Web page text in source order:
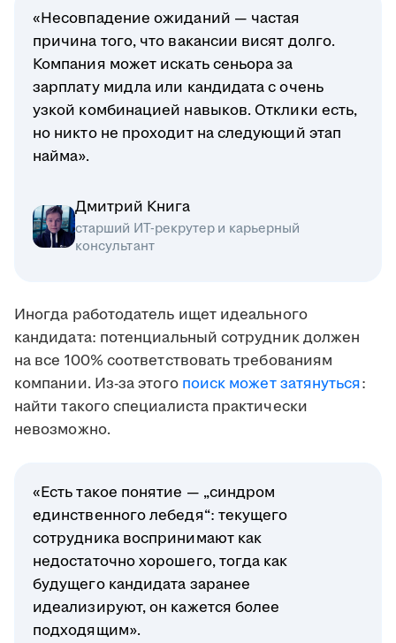
«Несовпадение ожиданий — частая
причина того, что вакансии висят долго.
Компания может искать сеньора за
зарплату мидла или кандидата с очень
узкой комбинацией навыков. Отклики есть,
но никто не проходит на следующий этап
найма».
Дмитрий Книга
старший ИТ-рекрутер и карьерный
консультант
Иногда работодатель ищет идеального
кандидата: потенциальный сотрудник должен
на все 100% соответствовать требованиям
компании. Из-за этого поиск может затянуться:
найти такого специалиста практически
невозможно.
«Есть такое понятие — „синдром
единственного лебедя“: текущего
сотрудника воспринимают как
недостаточно хорошего, тогда как
будущего кандидата заранее
идеализируют, он кажется более
подходящим».